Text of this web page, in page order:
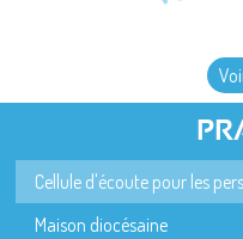
Cellule d'écoute pour les
Maison diocésaine